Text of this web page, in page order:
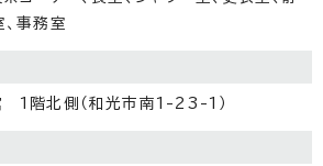
、事務室
1階北側（和光市南1-23-1）